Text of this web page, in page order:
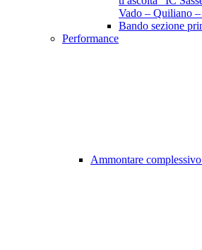
Vado – Quiliano
Bando sezione
Performance
Ammontare